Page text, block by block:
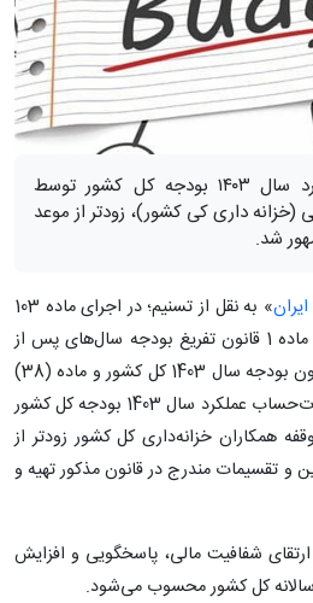
گزارش صورت‌حساب عملکرد سال ۱۴۰۳ بودجه کل کشور توسط
(خزانه داری کی کشور)، زودتر از موعد
شد.
» به نقل از تسنیم؛ در اجرای ماده 103
قانون محاسبات عمومی کشور، ماده 1 قانون تفریغ بودجه سال‌های پس از
انقلاب و بند (د) تبصره (3) قانون بودجه سال 1403 کل کشور و ماده (38)
ضوابط اجرایی آن گزارش، صورت‌حساب عملکرد سال 1403 بودجه کل کشور
همکاران خزانه‌داری کل کشور زودتر از
و تقسیمات مندرج در قانون مذکور تهیه و
ارتقای شفافیت مالی، پاسخگویی و افزایش
کل کشور محسوب می‌شود.